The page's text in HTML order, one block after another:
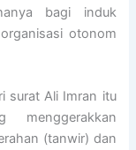
bagi induk
otonom
surat Ali Imran itu
menggerakkan
(tanwir) dan